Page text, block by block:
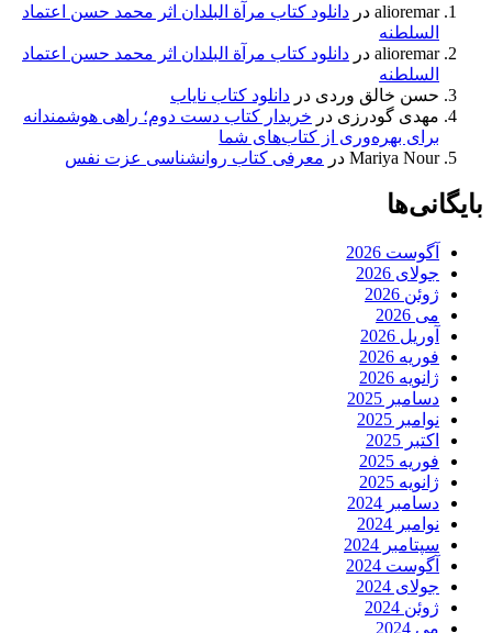
alioremar در دانلود کتاب مرآة البلدان اثر محمد حسن اعتماد
السلطنه
alioremar در دانلود کتاب مرآة البلدان اثر محمد حسن اعتماد
السلطنه
حسن خالق وردی در دانلود کتاب نایاب
مهدی گودرزی در خریدار کتاب دست دوم؛ راهی هوشمندانه
برای بهره‌وری از کتاب‌های شما
Mariya Nour در معرفی کتاب روانشناسی عزت نفس
بایگانی‌ها
آگوست 2026
جولای 2026
ژوئن 2026
می 2026
آوریل 2026
فوریه 2026
ژانویه 2026
دسامبر 2025
نوامبر 2025
اکتبر 2025
فوریه 2025
ژانویه 2025
دسامبر 2024
نوامبر 2024
سپتامبر 2024
آگوست 2024
جولای 2024
ژوئن 2024
می 2024